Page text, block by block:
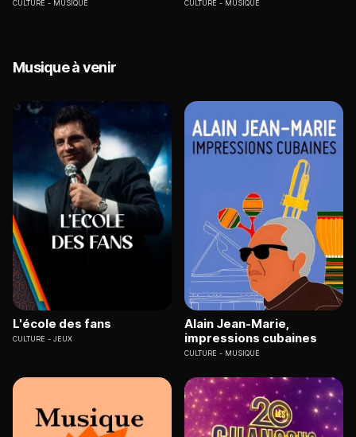
CULTURE MUSIQUE CULTURE MUSIQUE
Musique à venir
L'école des fans
CULTURE JEUX
Alain Jean-Marie,
impressions cubaines
CULTURE MUSIQUE